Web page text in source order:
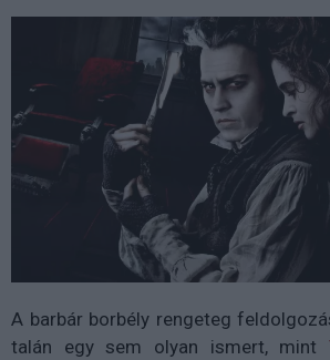
A barbár borbély rengeteg
talán egy sem olyan ismert, mint